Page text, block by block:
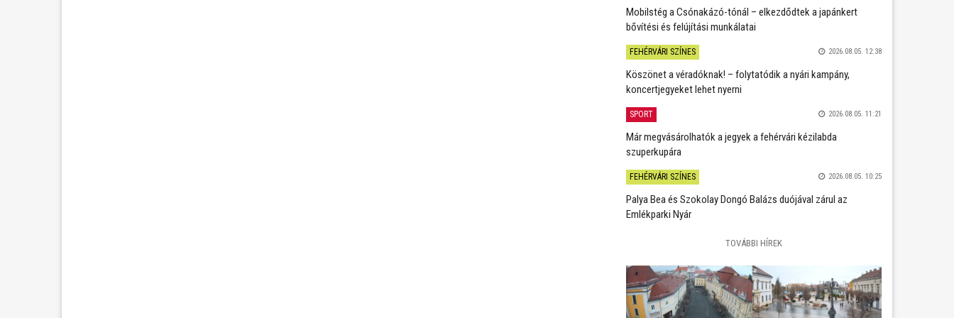
Mobilstég a Csónakázó-tónál – elkezdődtek a japánkert
bővítési és felújítási munkálatai
FEHÉRVÁRI SZÍNES 2026.08.05. 12:38
Köszönet a véradóknak! – folytatódik a nyári kampány,
koncertjegyeket lehet nyerni
SPORT 2026.08.05. 11:21
Már megvásárolhatók a jegyek a fehérvári kézilabda
szuperkupára
FEHÉRVÁRI SZÍNES 2026.08.05. 10:25
Palya Bea és Szokolay Dongó Balázs duójával zárul az
Emlékparki Nyár
TOVÁBBI HÍREK